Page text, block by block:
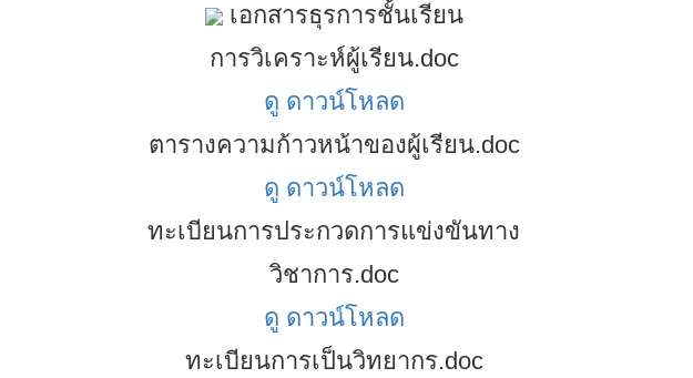
เอกสารธุรการชั้นเรียน
การวิเคราะห์ผู้เรียน.doc
ดู ดาวน์โหลด
ตารางความก้าวหน้าของผู้เรียน.doc
ดู ดาวน์โหลด
ทะเบียนการประกวดการแข่งขันทาง
วิชาการ.doc
ดู ดาวน์โหลด
ทะเบียนการเป็นวิทยากร.doc